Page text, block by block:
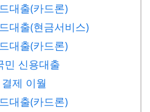
대출(카드론)
대출(현금서비스)
대출(카드론)
민 신용대출
제 이월
대출(카드론)